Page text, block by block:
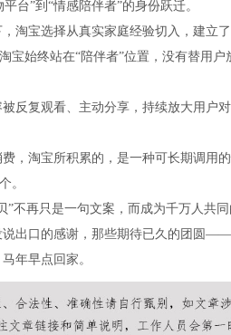
台”到“情感陪伴者”的身份跃迁。
淘宝选择从真实家庭经验切入，建立
宝始终站在“陪伴者”位置，没有替用
反复观看、主动分享，持续放大用户对
，淘宝所积累的，是一种可长期调用
。
不再只是一句文案，而成为千万人共同
出口的感谢，那些期待已久的团圆——
年早点回家。